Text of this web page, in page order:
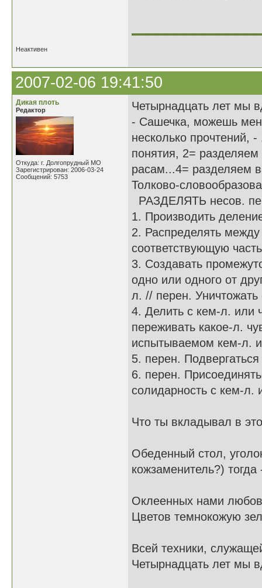
Неактивен
2007-02-06 19:41:50
Дикая плоть
Редактор
Откуда: г. Долгопрудный МО
Зарегистрирован: 2006-03-24
Сообщений: 5753
Четырнадцать лет мы
- Сашечка, можешь
несколько прочтений,
понятия, 2=
расам...4= разделяем
Толково-
РАЗДЕЛЯТЬ несов.
1. Производить
2. Распределять
соответствующую
3. Создавать
одно или одного от
л. // перен.
4. Делить с кем-л. или
переживать какое-л.
испытываемом кем-л.
5. перен.
6. перен.
солидарность с кем-л.
Что ты вкладывал в
Обеденный стол,
кожзаменитель?) тогда
Оклеенных нами
Цветов темнокожую
Всей техники,
Четырнадцать лет мы